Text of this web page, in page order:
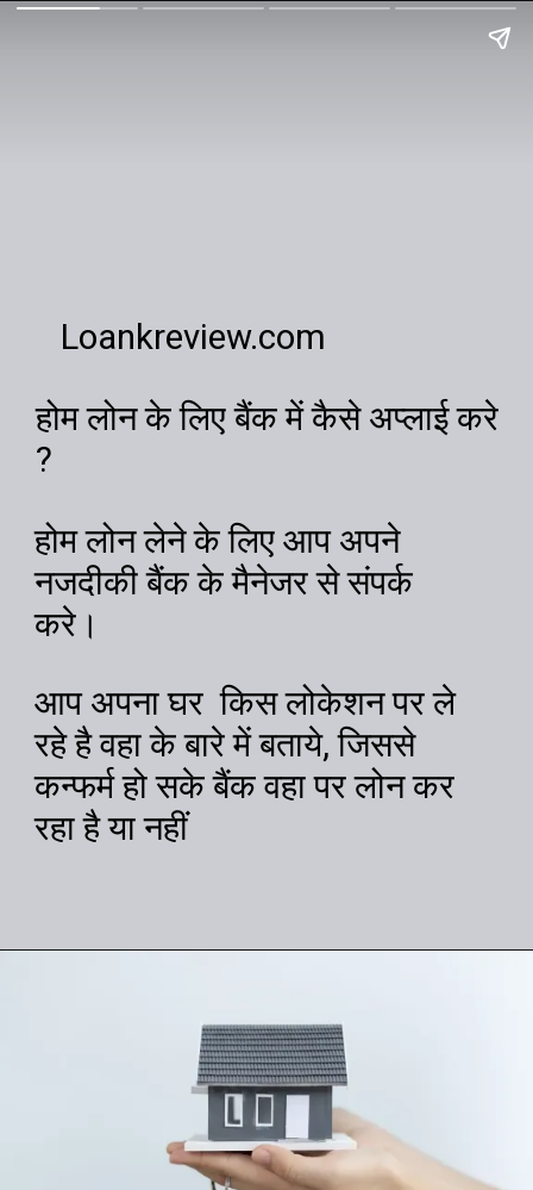
होम लोन के लिए बैंक में कैसे अप्लाई करे
?
होम लोन लेने के लिए आप अपने
नजदीकी बैंक के मैनेजर से संपर्क
करे।
आप अपना घर किस लोकेशन पर ले
रहे है वहा के बारे में बताये, जिससे
कन्फर्म हो सके बैंक वहा पर लोन कर
रहा है या नहीं
Loankreview.com